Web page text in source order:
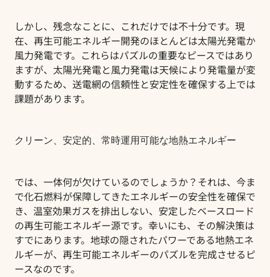
しかし、残念なことに、これだけでは不十分です。現
在、再生可能エネルギー開発のほとんどは太陽光発電か
風力発電です。これらはパズルの重要なピースではあり
ますが、太陽光発電と風力発電は天候により発電量が変
動するため、送電網の信頼性と安定性を確保する上では
課題があります。
クリーン、安定的、常時運用可能な地熱エネルギー
では、一体何が欠けているのでしょうか？それは、今ま
で化石燃料が保障してきたエネルギーの安全性を確保で
き、温室効果ガスを排出しない、安定したベースロード
の再生可能エネルギー源です。幸いにも、その解決策は
すでにあります。地球の隠されたパワーである地熱エネ
ルギーが、再生可能エネルギーのパズルを完成させるピ
ースなのです。